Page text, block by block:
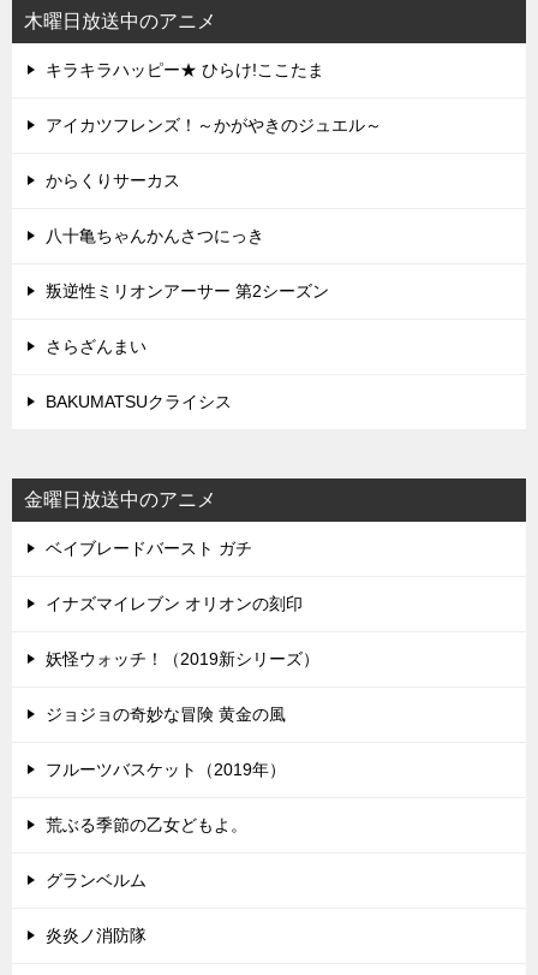
木曜日放送中のアニメ
キラキラハッピー★ ひらけ!ここたま
アイカツフレンズ！～かがやきのジュエル～
からくりサーカス
八十亀ちゃんかんさつにっき
叛逆性ミリオンアーサー 第2シーズン
さらざんまい
BAKUMATSUクライシス
金曜日放送中のアニメ
ベイブレードバースト ガチ
イナズマイレブン オリオンの刻印
妖怪ウォッチ！（2019新シリーズ）
ジョジョの奇妙な冒険 黄金の風
フルーツバスケット（2019年）
荒ぶる季節の乙女どもよ。
グランベルム
炎炎ノ消防隊